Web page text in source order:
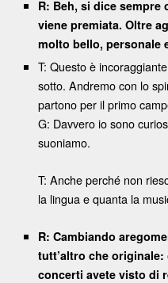
R: Beh, si dice sempre
viene premiata. Oltre
molto bello, personale
T: Questo è
sotto. Andremo con lo
partono per il primo
G: Davvero io sono
suoniamo.
T: Anche perché non
la lingua e quanta la
R: Cambiando
tutt’altro che
concerti avete visto di